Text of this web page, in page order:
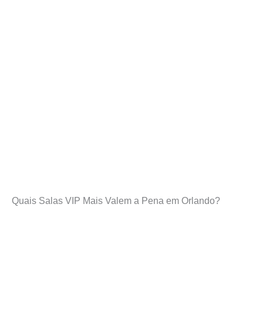
Quais Salas VIP Mais Valem a Pena em Orlando?